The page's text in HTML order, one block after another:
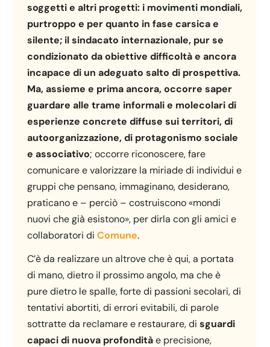
soggetti e altri progetti: i movimenti mondiali,
purtroppo e per quanto in fase carsica e
silente; il sindacato internazionale, pur se
condizionato da obiettive difficoltà e ancora
incapace di un adeguato salto di prospettiva.
Ma, assieme e prima ancora, occorre saper
guardare alle trame informali e molecolari di
esperienze concrete diffuse sui territori, di
autoorganizzazione, di protagonismo sociale
e associativo; occorre riconoscere, fare
comunicare e valorizzare la miriade di individui e
gruppi che pensano, immaginano, desiderano,
praticano e – perciò – costruiscono «mondi
nuovi che già esistono», per dirla con gli amici e
collaboratori diComune.
C’è da realizzare un altrove che è qui, a portata
di mano, dietro il prossimo angolo, ma che è
pure dietro le spalle, forte di passioni secolari, di
tentativi abortiti, di errori evitabili, di parole
sottratte da reclamare e restaurare, disguardi
capaci di nuova profonditàe precisione,